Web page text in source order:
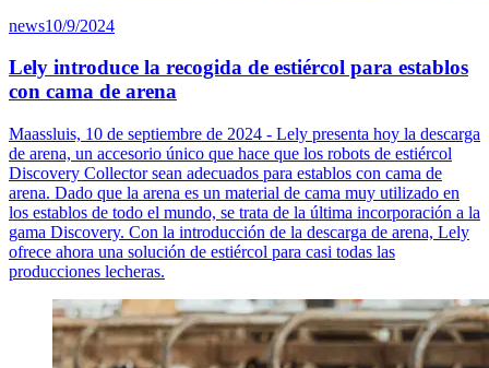
news10/9/2024
Lely introduce la recogida de estiércol para establos
con cama de arena
Maassluis, 10 de septiembre de 2024 - Lely presenta hoy la descarga
de arena, un accesorio único que hace que los robots de estiércol
Discovery Collector sean adecuados para establos con cama de
arena. Dado que la arena es un material de cama muy utilizado en
los establos de todo el mundo, se trata de la última incorporación a la
gama Discovery. Con la introducción de la descarga de arena, Lely
ofrece ahora una solución de estiércol para casi todas las
producciones lecheras.